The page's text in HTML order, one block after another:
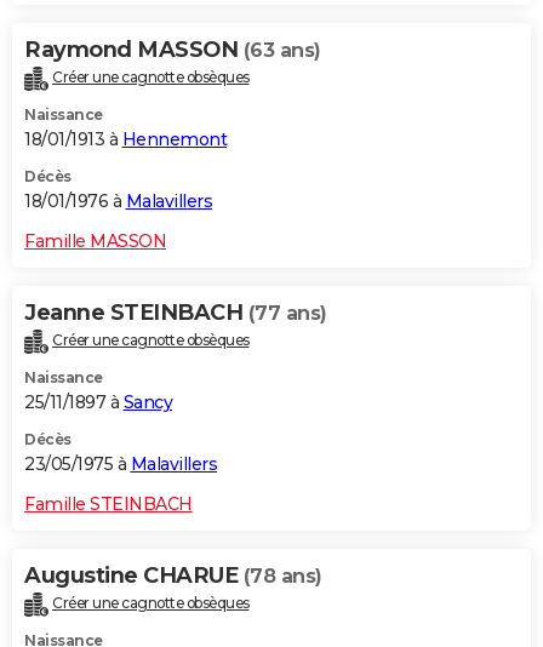
Raymond MASSON (63 ans)
Créer une cagnotte obsèques
Naissance
18/01/1913 à Hennemont
Décès
18/01/1976 à Malavillers
Famille MASSON
Jeanne STEINBACH (77 ans)
Créer une cagnotte obsèques
Naissance
25/11/1897 à Sancy
Décès
23/05/1975 à Malavillers
Famille STEINBACH
Augustine CHARUE (78 ans)
Créer une cagnotte obsèques
Naissance